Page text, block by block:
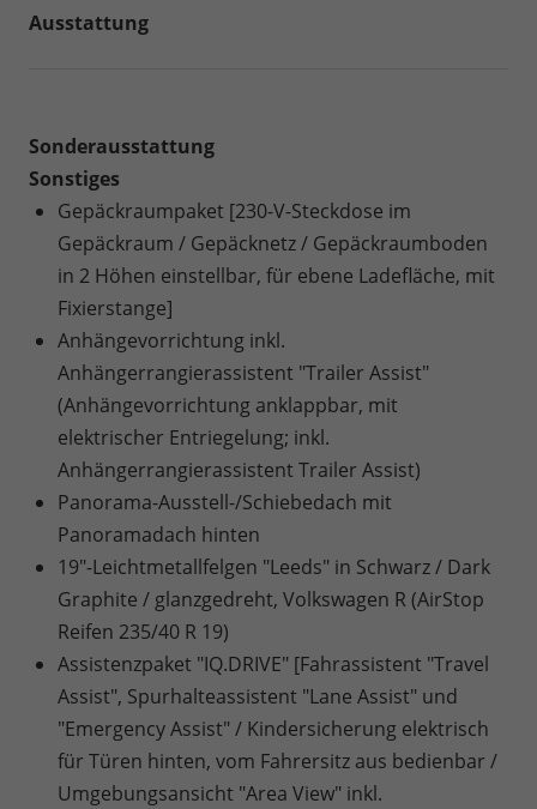
Ausstattung
Sonderausstattung
Sonstiges
Gepäckraumpaket [230-V-Steckdose im
Gepäckraum / Gepäcknetz / Gepäckraumboden
in 2 Höhen einstellbar, für ebene Ladefläche, mit
Fixierstange]
Anhängevorrichtung inkl.
Anhängerrangierassistent "Trailer Assist"
(Anhängevorrichtung anklappbar, mit
elektrischer Entriegelung; inkl.
Anhängerrangierassistent Trailer Assist)
Panorama-Ausstell-/Schiebedach mit
Panoramadach hinten
19"-Leichtmetallfelgen "Leeds" in Schwarz / Dark
Graphite / glanzgedreht, Volkswagen R (AirStop
Reifen 235/40 R 19)
Assistenzpaket "IQ.DRIVE" [Fahrassistent "Travel
Assist", Spurhalteassistent "Lane Assist" und
"Emergency Assist" / Kindersicherung elektrisch
für Türen hinten, vom Fahrersitz aus bedienbar /
Umgebungsansicht "Area View" inkl.